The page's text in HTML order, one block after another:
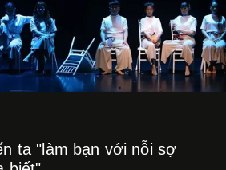
ta "làm bạn với nỗi sợ